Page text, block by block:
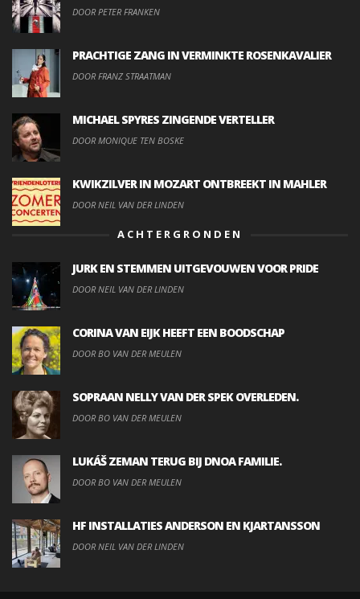
DOOR PETER FRANKEN
PRACHTIGE ZANG IN VERMINKTE ROSENKAVALIER
DOOR FRANZ STRAATMAN
MICHAEL SPYRES ZINGENDE VERTELLER
DOOR MONIQUE TEN BOSKE
KWIKZILVER IN MOZART ONTBREEKT IN MAHLER
DOOR NEIL VAN DER LINDEN
ACHTERGRONDEN
JURK EN STEMMEN UITGEVOUWEN VOOR PRIDE
DOOR NEIL VAN DER LINDEN
CORINA VAN EIJK HEEFT EEN BOODSCHAP
DOOR BO VAN DER MEULEN
SOPRAAN NELLY VAN DER SPEK OVERLEDEN.
DOOR BO VAN DER MEULEN
LUKÁŠ ZEMAN TERUG BIJ DNOA FAMILIE.
DOOR BO VAN DER MEULEN
HF INSTALLATIES ANDERSON EN KJARTANSSON
DOOR NEIL VAN DER LINDEN